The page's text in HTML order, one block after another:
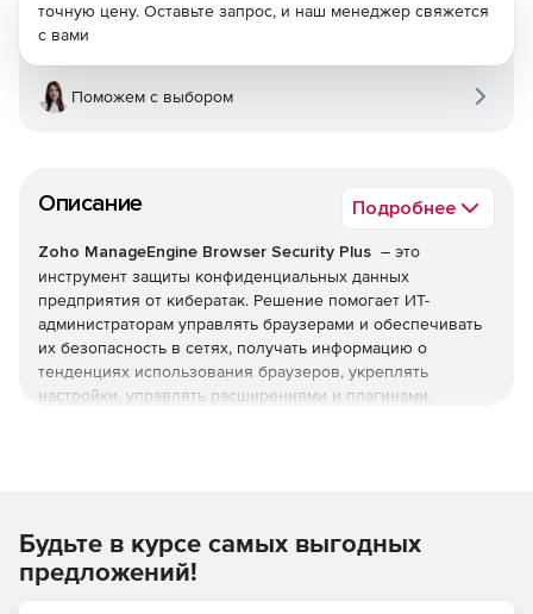
Описание Подробнее
Zoho ManageEngine Browser Security Plus – это
инструмент защиты конфиденциальных данных
предприятия от кибератак. Решение помогает ИТ-
администраторам управлять браузерами и обеспечивать
их безопасность в сетях, получать информацию о
тенденциях использования браузеров, укреплять
настройки, управлять расширениями и плагинами,
Получение полной информациио тенденциях
использования браузера и надстройках,
присутствующих в вашей сети.
точную цену. Оставьте запрос, и наш менеджер свяжется
с вами
Поможем с выбором
Будьте в курсе самых выгодных
предложений!